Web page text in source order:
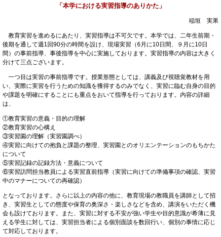
「本学における実習指導のありかた」
稲垣 実果
教育実習を進めるにあたり、実習指導は不可欠です。本学では、二年生前期・
後期を通して週1回90分の時間を設け、現場実習（6月に10日間、９月に10日
間）の事前指導、事後指導を中心に実施しております。実習指導の内容は大きく
分けて三点ございます。
一つ目は実習の事前指導です。授業形態としては、講義及び視聴覚教材を用
い、実際に実習を行うための知識を獲得するのみでなく、実習に臨む自身の目的
や課題を明確にすることにも重点をおいて指導を行っております。内容の詳細
は、
①教育実習の意義・目的の理解
②教育実習の心構え
③実習園の理解（実習園調べ）
④実習に向けての抱負と課題の整理、実習園とのオリエンテーションのもちかた
について
⑤実習記録の記録方法・意義について
⑥実習訪問担当教員による実習直前指導（実習に向けての準備事項の確認、実習
中のマナーについての再確認）
となっております。さらに以上の内容の他に、教育現場の教職員を講師として招
き、実習生としての態度や保育の奥深さ・楽しさなどを含め、講演をいただく機
会も設けております。また、実習に対する不安が強い学生や目的意識が希薄に見
える学生に対しては、実習担当者による個別面談を数回行い、個別の事情に応じ
て対応しております。